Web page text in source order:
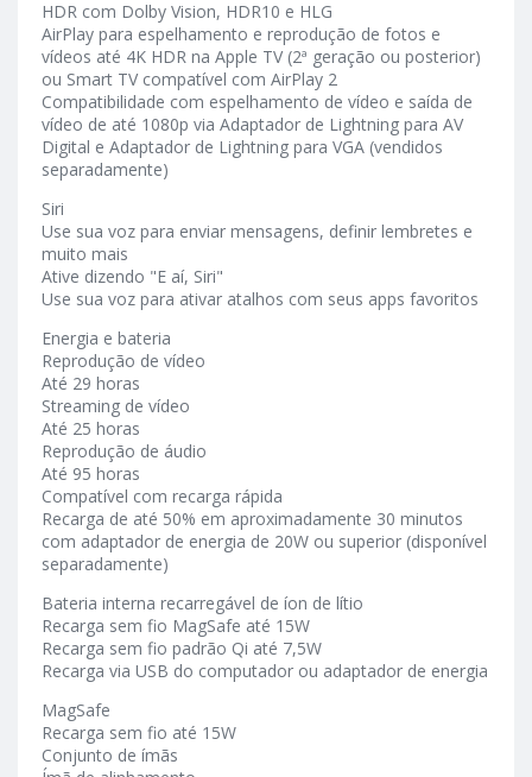
HDR com Dolby Vision, HDR10 e HLG
AirPlay para espelhamento e reprodução de fotos e
vídeos até 4K HDR na Apple TV (2ª geração ou posterior)
ou Smart TV compatível com AirPlay 2
Compatibilidade com espelhamento de vídeo e saída de
vídeo de até 1080p via Adaptador de Lightning para AV
Digital e Adaptador de Lightning para VGA (vendidos
separadamente)
Siri
Use sua voz para enviar mensagens, definir lembretes e
muito mais
Ative dizendo "E aí, Siri"
Use sua voz para ativar atalhos com seus apps favoritos
Energia e bateria
Reprodução de vídeo
Até 29 horas
Streaming de vídeo
Até 25 horas
Reprodução de áudio
Até 95 horas
Compatível com recarga rápida
Recarga de até 50% em aproximadamente 30 minutos
com adaptador de energia de 20W ou superior (disponível
separadamente)
Bateria interna recarregável de íon de lítio
Recarga sem fio MagSafe até 15W
Recarga sem fio padrão Qi até 7,5W
Recarga via USB do computador ou adaptador de energia
MagSafe
Recarga sem fio até 15W
Conjunto de ímãs